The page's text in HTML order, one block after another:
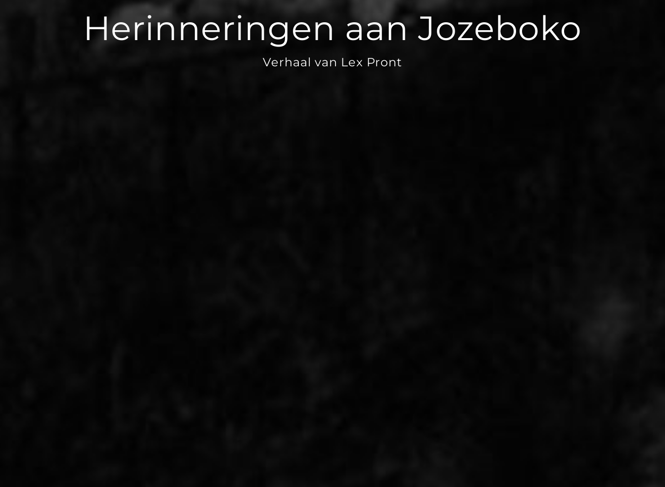
Herinneringen aan Jozeboko
Verhaal van Lex Pront